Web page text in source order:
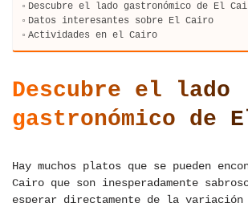
Descubre el lado gastronómico de El
Datos interesantes sobre El Cairo
Actividades en el Cairo
Descubre el lado
gastronómico de
Hay muchos platos que se pueden
Cairo que son inesperadamente
esperar directamente de la variación